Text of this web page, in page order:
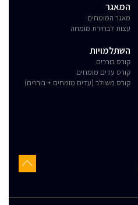
המאגר
מאגר המומחים
עצות לבחירת מומחה
השתלמויות
קורס בוררים
קורס עדים מומחים
קורס משולב (עדים מומחים + בוררים)